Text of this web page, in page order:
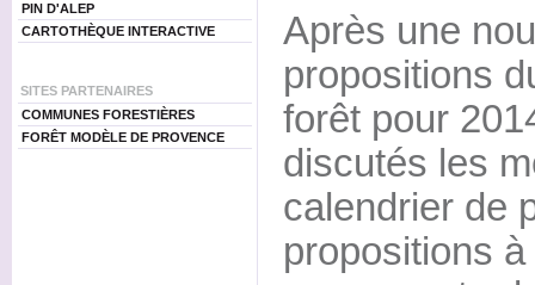
PIN D'ALEP
CARTOTHÈQUE INTERACTIVE
SITES PARTENAIRES
COMMUNES FORESTIÈRES
FORÊT MODÈLE DE PROVENCE
Après une
propositions
forêt pour
discutés les
calendrier de
propositions